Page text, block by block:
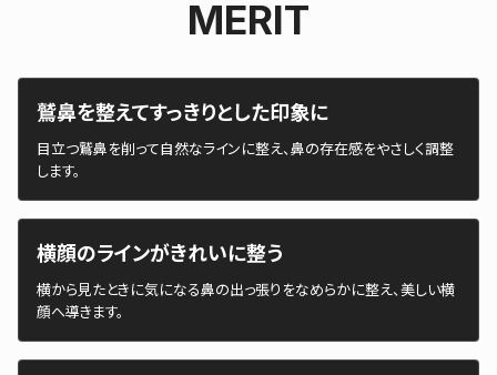
MERIT
鷲鼻を整えてすっきりとした印象に
目立つ鷲鼻を削って自然なラインに整え、鼻の存在感をやさしく調整
します。
横顔のラインがきれいに整う
横から見たときに気になる鼻の出っ張りをなめらかに整え、美しい横
顔へ導きます。